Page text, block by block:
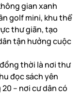
gian xanh
golf mini, khu thể
thư giãn, tạo
tận hưởng cuộc
thời là nơi thư
đọc sách yên
– nơi cư dân có